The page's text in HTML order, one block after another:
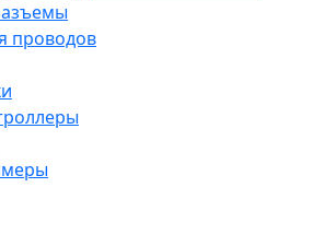
проводов